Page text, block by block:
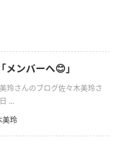
ンバーへ😊」
玲さんのブログ佐々木美玲さ
...
美玲